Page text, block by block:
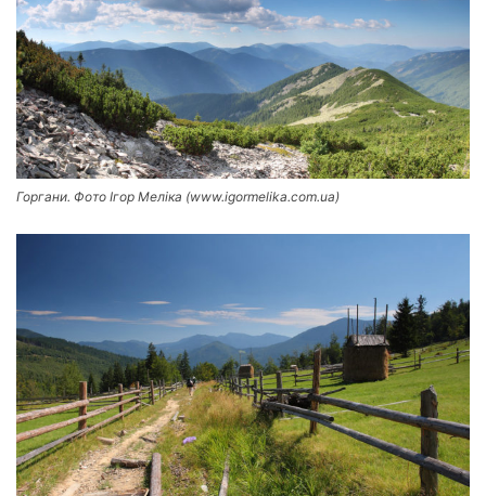
Горгани. Фото Ігор Меліка (www.igormelika.com.ua)